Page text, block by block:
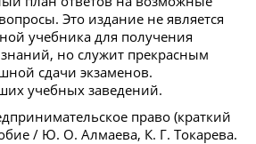
Это издание не является
учебника для получения
но служит прекрасным
сдачи экзаменов.
учебных заведений.
право (краткий
/ Ю. О. Алмаева, К. Г. Токарева.